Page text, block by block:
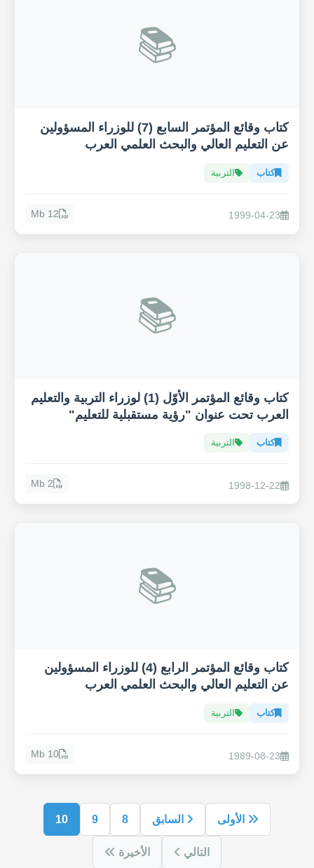
📚
كتاب وقائع المؤتمر السابع (7) للوزراء المسؤولين
عن التعليم العالي والبحث العلمي العرب
كتاب التربية
1999-04-23
12 Mb
📚
كتاب وقائع المؤتمر الأوّل (1) لوزراء التربية والتعليم
العرب تحت عنوان "رؤية مستقبلية للتعليم"
كتاب التربية
1998-12-22
2 Mb
📚
كتاب وقائع المؤتمر الرابع (4) للوزراء المسؤولين
عن التعليم العالي والبحث العلمي العرب
كتاب التربية
1989-08-23
10 Mb
الأولى السابق 8
9
10
التالي الأخيرة